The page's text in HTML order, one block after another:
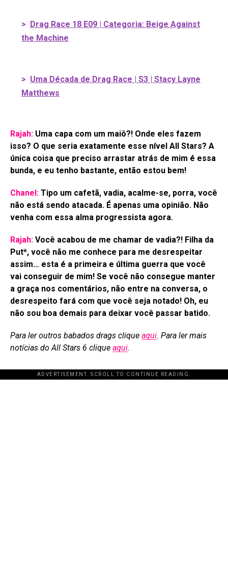
> Drag Race 18 E09 | Categoria: Beige Against
the Machine
> Uma Década de Drag Race | S3 | Stacy Layne
Matthews
Rajah: Uma capa com um maiô?! Onde eles fazem
isso? O que seria exatamente esse nível All Stars? A
única coisa que preciso arrastar atrás de mim é essa
bunda, e eu tenho bastante, então estou bem!
Chanel: Tipo um cafetã, vadia, acalme-se, porra, você
não está sendo atacada. É apenas uma opinião. Não
venha com essa alma progressista agora.
Rajah: Você acabou de me chamar de vadia?! Filha da
Put*, você não me conhece para me desrespeitar
assim… esta é a primeira e última guerra que você
vai conseguir de mim! Se você não consegue manter
a graça nos comentários, não entre na conversa, o
desrespeito fará com que você seja notado! Oh, eu
não sou boa demais para deixar você passar batido.
Para ler outros babados drags clique aqui. Para ler mais
notícias do All Stars 6 clique aqui.
ADVERTISEMENT. SCROLL TO CONTINUE READING.